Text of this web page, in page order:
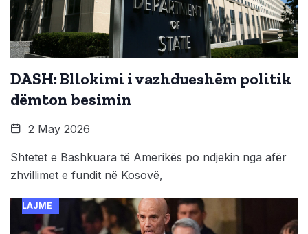
DASH: Bllokimi i vazhdueshëm politik
dëmton besimin
2 May 2026
Shtetet e Bashkuara të Amerikës po ndjekin nga afër
zhvillimet e fundit në Kosovë,
LAJME